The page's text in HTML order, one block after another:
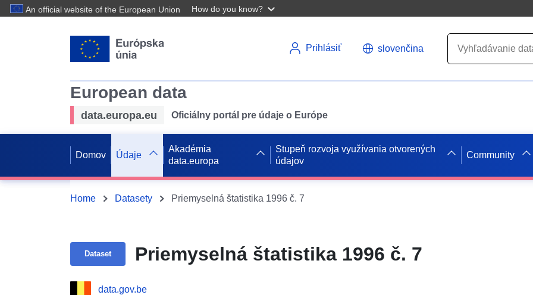
An official website of the European Union How do you know?
Prihlásiť slovenčina
European data
data.europa.eu Oficiálny portál pre údaje o Európe
Domov Údaje
Akadémia
data.europa
Stupeň rozvoja využívania otvorených
údajov
Community
Home Datasety Priemyselná štatistika 1996 č. 7
Dataset Priemyselná štatistika 1996 č. 7
data.gov.be